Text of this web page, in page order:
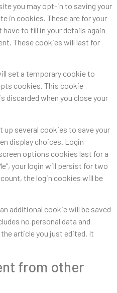
you may opt-in to saving your
in cookies. These are for your
to fill in your details again
These cookies will last for
set a temporary cookie to
cookies. This cookie
discarded when you close your
up several cookies to save your
display choices. Login
options cookies last for a
your login will persist for two
the login cookies will be
additional cookie will be saved
no personal data and
article you just edited. It
from other